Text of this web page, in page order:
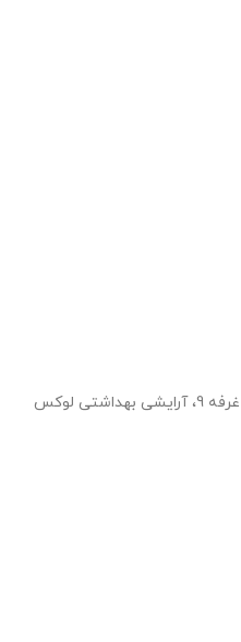
کرمانشاه، پاوه، نوسود بازارچه مرزی غرفه 9، آرایشی بهداشتی لوکس